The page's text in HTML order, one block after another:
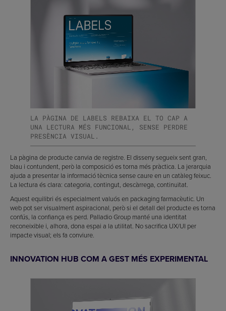
LA PÀGINA DE LABELS REBAIXA EL TO CAP A
UNA LECTURA MÉS FUNCIONAL, SENSE PERDRE
PRESÈNCIA VISUAL.
La pàgina de producte canvia de registre. El disseny segueix sent gran,
blau i contundent, però la composició es torna més pràctica. La jerarquia
ajuda a presentar la informació tècnica sense caure en un catàleg feixuc.
La lectura és clara: categoria, contingut, descàrrega, continuïtat.
Aquest equilibri és especialment valuós en packaging farmacèutic. Un
web pot ser visualment aspiracional, però si el detall del producte es torna
confús, la confiança es perd. Palladio Group manté una identitat
reconeixible i, alhora, dona espai a la utilitat. No sacrifica UX/UI per
impacte visual; els fa conviure.
INNOVATION HUB COM A GEST MÉS EXPERIMENTAL